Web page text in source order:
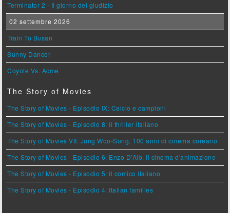
Terminator 2 - Il giorno del giudizio
02 settembre 2026
Train To Busan
Sunny Dancer
Coyote Vs. Acme
The Story of Movies
The Story of Movies - Episodio IX: Calcio e campioni
The Story of Movies - Episodio 8: Il thriller italiano
The Story of Movies VII: Jung Woo-Sung, 100 anni di cinema coreano
The Story of Movies - Episodio 6: Enzo D'Alò, il cinema d'animazione
The Story of Movies - Episodio 5: Il comico italiano
The Story of Movies - Episodio 4: Italian families